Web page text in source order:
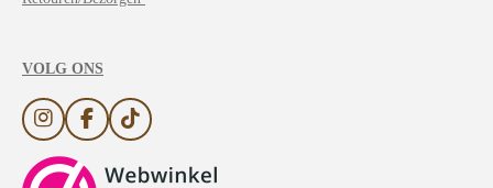
VOLG ONS
I
s
F
c
T
k